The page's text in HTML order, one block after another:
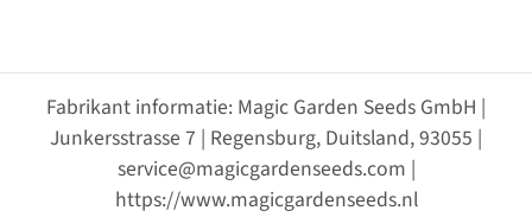
Fabrikant informatie: Magic Garden Seeds GmbH |
Junkersstrasse 7 | Regensburg, Duitsland, 93055 |
service@magicgardenseeds.com |
https://www.magicgardenseeds.nl